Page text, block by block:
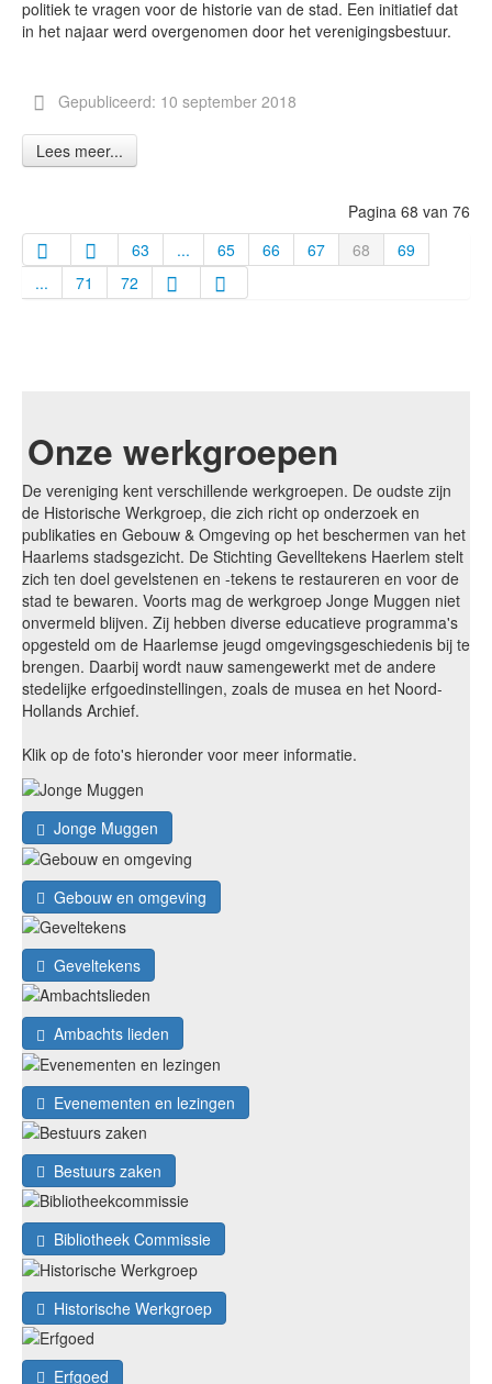
politiek te vragen voor de historie van de stad. Een initiatief dat
in het najaar werd overgenomen door het verenigingsbestuur.
Gepubliceerd: 10 september 2018
Lees meer...
Pagina 68 van 76
63
... 65 66 67 68
69
...
71 72
Onze werkgroepen
De vereniging kent verschillende werkgroepen. De oudste zijn
de Historische Werkgroep, die zich richt op onderzoek en
publikaties en Gebouw & Omgeving op het beschermen van het
Haarlems stadsgezicht. De Stichting Gevelltekens Haerlem stelt
zich ten doel gevelstenen en -tekens te restaureren en voor de
stad te bewaren. Voorts mag de werkgroep Jonge Muggen niet
onvermeld blijven. Zij hebben diverse educatieve programma's
opgesteld om de Haarlemse jeugd omgevingsgeschiedenis bij te
brengen. Daarbij wordt nauw samengewerkt met de andere
stedelijke erfgoedinstellingen, zoals de musea en het Noord-
Hollands Archief.
Klik op de foto's hieronder voor meer informatie.
Jonge Muggen
Gebouw en omgeving
Geveltekens
Ambachts lieden
Evenementen en lezingen
Bestuurs zaken
Bibliotheek Commissie
Historische Werkgroep
Erfgoed